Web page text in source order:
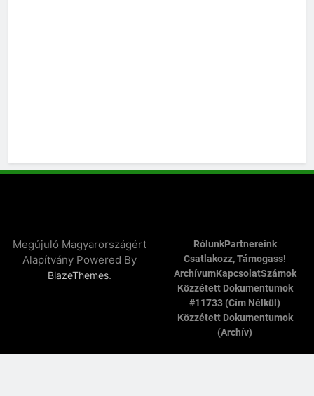
Megújuló Magyarországért
Alapítvány Powered By
BlazeThemes.
RólunkPartnereink
Csatlakozz, Támogass!
ArchívumKapcsolatSzámok
Közzétett Dokumentumok
#11733 (cím Nélkül)
Közzétett Dokumentumok
(archív)